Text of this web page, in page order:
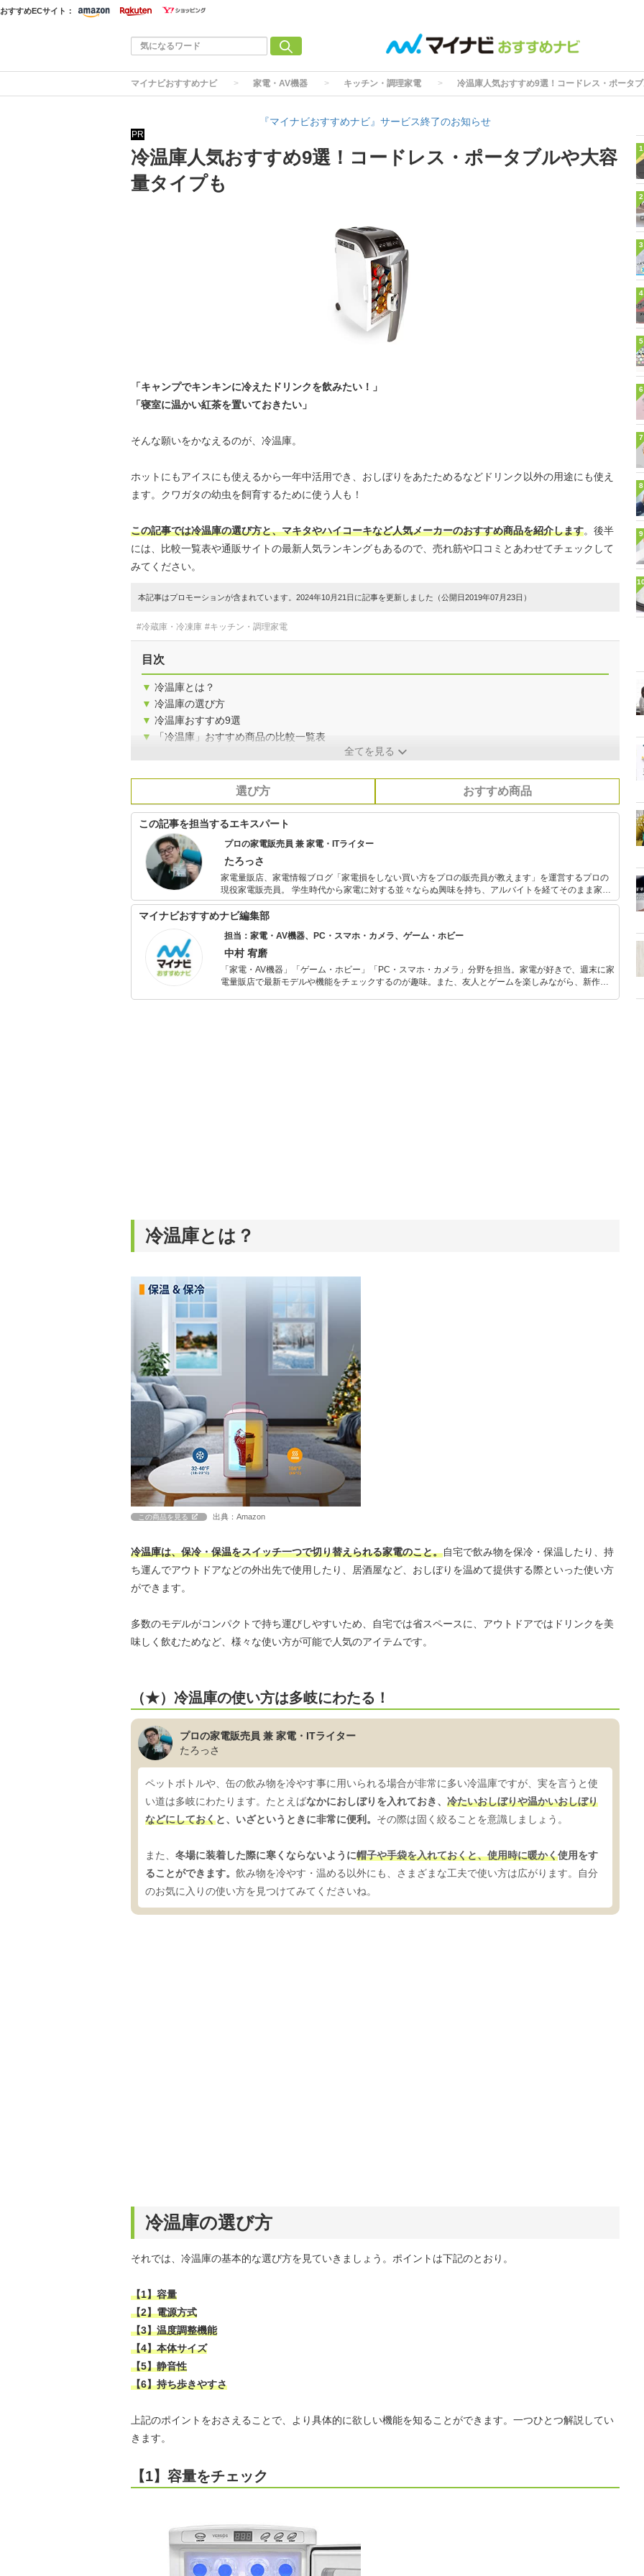
おすすめECサイト：
マイナビおすすめナビ 家電・AV機器 キッチン・調理家電 冷温庫人気おすすめ9選！コードレス・ポータ
『マイナビおすすめナビ』サービス終了のお知らせ
PR
冷温庫人気おすすめ9選！コードレス・ポータブルや大容
量タイプも
「キャンプでキンキンに冷えたドリンクを飲みたい！」
「寝室に温かい紅茶を置いておきたい」
そんな願いをかなえるのが、冷温庫。
ホットにもアイスにも使えるから一年中活用でき、おしぼりをあたためるなどドリンク以外の用途にも使え
ます。クワガタの幼虫を飼育するために使う人も！
この記事では冷温庫の選び方と、マキタやハイコーキなど人気メーカーのおすすめ商品を紹介します。後半
には、比較一覧表や通販サイトの最新人気ランキングもあるので、売れ筋や口コミとあわせてチェックして
みてください。
本記事はプロモーションが含まれています。2024年10月21日に記事を更新しました（公開日2019年07月23日）
#冷蔵庫・冷凍庫 #キッチン・調理家電
目次
▼ 冷温庫とは？
▼ 冷温庫の選び方
▼ 冷温庫おすすめ9選
▼
「冷温庫」おすすめ商品の比較一覧表
全てを見る
選び方 おすすめ商品
この記事を担当するエキスパート
プロの家電販売員 兼 家電・ITライター
たろっさ
家電量販店、家電情報ブログ「家電損をしない買い方をプロの販売員が教えます」を運営するプロの
現役家電販売員。 学生時代から家電に対する並々ならぬ興味を持ち、アルバイトを経てそのまま家電
量販店の道へと進んで15年弱。 個人で年間2億円を売り上げ、数々の法人内コンテスト等で表彰され
た経験を持っています。 家電アドバイザーの資格を有し、家電と名の付く物全てに精通しています。
電に巡り会える機会の提供」に尽力しています。
マイナビおすすめナビ編集部
担当：家電・AV機器、PC・スマホ・カメラ、ゲーム・ホビー
中村 宥磨
「家電・AV機器」「ゲーム・ホビー」「PC・スマホ・カメラ」分野を担当。家電が好きで、週末に家
電量販店で最新モデルや機能をチェックするのが趣味。また、友人とゲームを楽しみながら、新作タ
冷温庫とは？
この商品を見る 出典：Amazon
冷温庫は、保冷・保温をスイッチ一つで切り替えられる家電のこと。自宅で飲み物を保冷・保温したり、持
ち運んでアウトドアなどの外出先で使用したり、居酒屋など、おしぼりを温めて提供する際といった使い方
ができます。
多数のモデルがコンパクトで持ち運びしやすいため、自宅では省スペースに、アウトドアではドリンクを美
味しく飲むためなど、様々な使い方が可能で人気のアイテムです。
（★）冷温庫の使い方は多岐にわたる！
プロの家電販売員 兼 家電・ITライター
たろっさ
ペットボトルや、缶の飲み物を冷やす事に用いられる場合が非常に多い冷温庫ですが、実を言うと使
い道は多岐にわたります。たとえばなかにおしぼりを入れておき、 冷たいおしぼりや温かいおしぼり
などにしておくと、いざというときに非常に便利。 その際は固く絞ることを意識しましょう。
また、 冬場に装着した際に寒くならないように帽子や手袋を入れておくと、使用時に暖かく使用をす
ることができます。 飲み物を冷やす・温める以外にも、さまざまな工夫で使い方は広がります。自分
のお気に入りの使い方を見つけてみてくださいね。
冷温庫の選び方
それでは、冷温庫の基本的な選び方を見ていきましょう。ポイントは下記のとおり。
【1】容量
【2】電源方式
【3】温度調整機能
【4】本体サイズ
【5】静音性
【6】持ち歩きやすさ
上記のポイントをおさえることで、より具体的に欲しい機能を知ることができます。一つひとつ解説してい
きます。
【1】容量をチェック
1
2
3
4
5
6
7
8
9